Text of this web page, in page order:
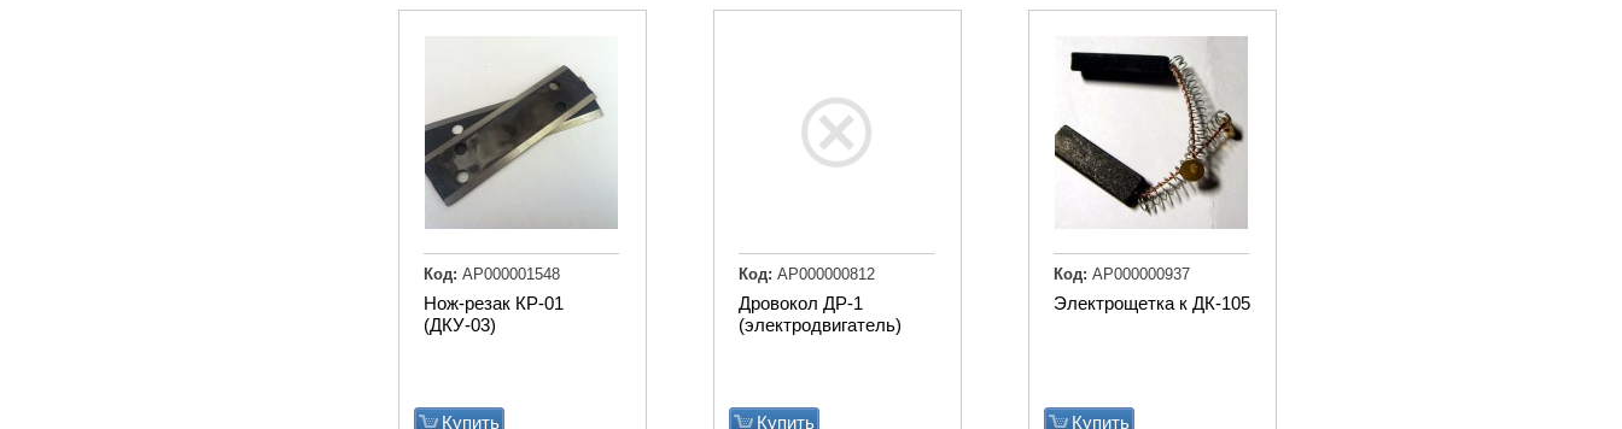
Нож-резак КР-01
(ДКУ-03)
Купить
Код: АР000001548
Дровокол ДР-1
(электродвигатель)
Купить
Код: АР000000812
Электрощетка к ДК-105
Купить
Код: АР000000937